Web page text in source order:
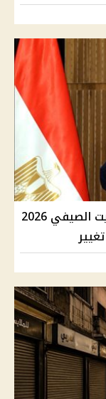
مواعيد غلق المحلات بعد تطبيق التوقيت الصيفي 2026